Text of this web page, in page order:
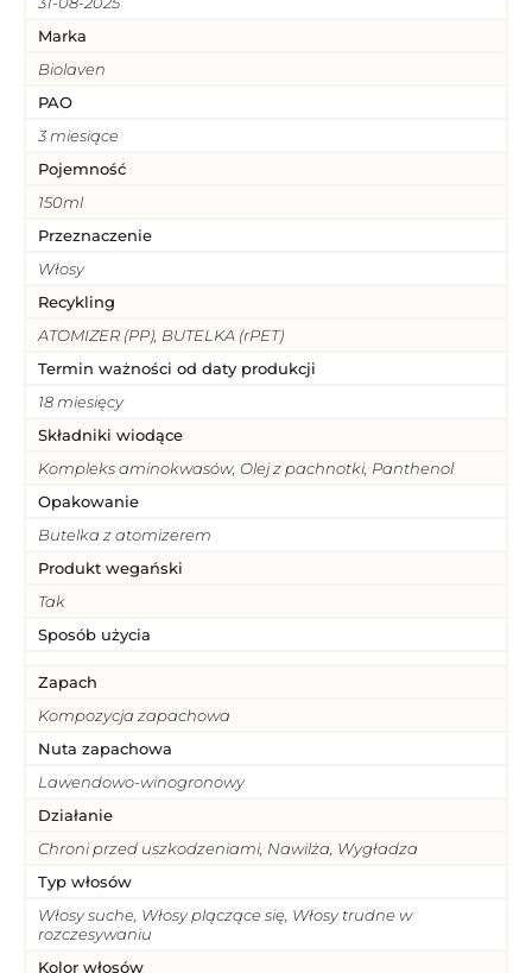
Marka
Biolaven
PAO
3 miesiące
Pojemność
150ml
Przeznaczenie
Włosy
Recykling
ATOMIZER (PP), BUTELKA (rPET)
Termin ważności od daty produkcji
18 miesięcy
Składniki wiodące
Kompleks aminokwasów, Olej z pachnotki, Panthenol
Opakowanie
Butelka z atomizerem
Produkt wegański
Tak
Sposób użycia
Zapach
Kompozycja zapachowa
Nuta zapachowa
Lawendowo-winogronowy
Działanie
Chroni przed uszkodzeniami, Nawilża, Wygładza
Typ włosów
Włosy suche, Włosy plączące się, Włosy trudne w
rozczesywaniu
Kolor włosów